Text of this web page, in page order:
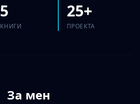
5
КНИГИ
25+
ПРОЕКТА
За мен